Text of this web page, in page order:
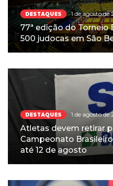
DESTAQUES 1 de agosto de
77ª edição do Torneio
500 judocas em São
DESTAQUES 1 de agosto de
Atletas devem retirar
Campeonato
até 12 de agosto